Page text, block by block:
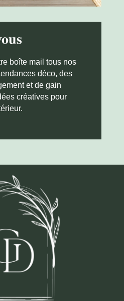
boîte mail tous nos
déco, des
et de gain
créatives pour